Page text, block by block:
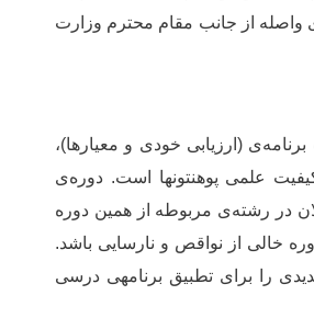
واصله از جانب مقام محترم وزارت
ی (ارزیابی خودی و معیارها)،
علمی پوهنتون­ها است. دورهی
در رشتهی مربوطه از همین دوره
خالی از نواقص و نارسایی باشد.
را برای تطبیق برنامه­ی درسی